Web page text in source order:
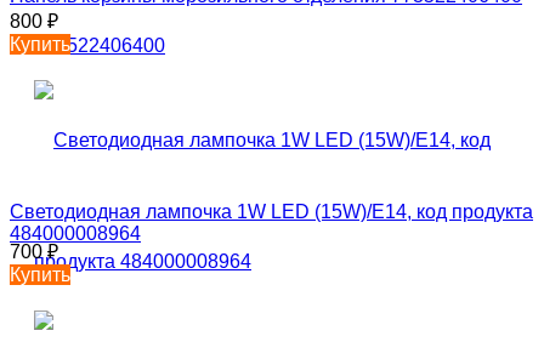
800 ₽
Купить
Светодиодная лампочка 1W LED (15W)/E14, код продукта
484000008964
700 ₽
Купить